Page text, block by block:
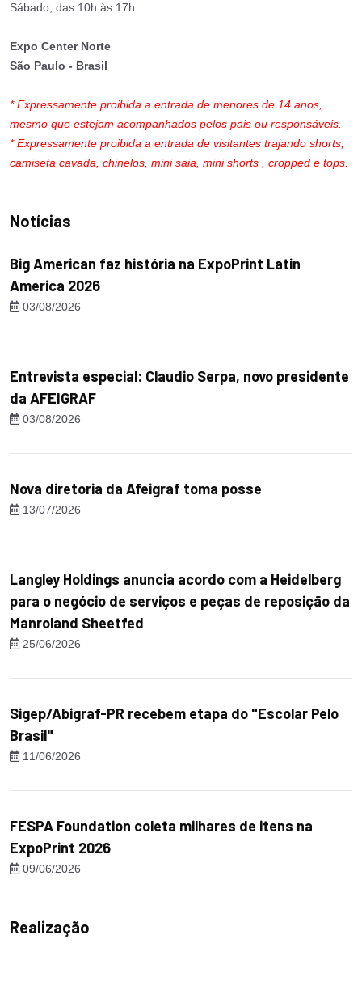
Sábado, das 10h às 17h
Expo Center Norte
São Paulo - Brasil
* Expressamente proibida a entrada de menores de 14 anos,
mesmo que estejam acompanhados pelos pais ou responsáveis.
* Expressamente proibida a entrada de visitantes trajando shorts,
camiseta cavada, chinelos, mini saia, mini shorts , cropped e tops.
Notícias
Big American faz história na ExpoPrint Latin
America 2026
03/08/2026
Entrevista especial: Claudio Serpa, novo presidente
da AFEIGRAF
03/08/2026
Nova diretoria da Afeigraf toma posse
13/07/2026
Langley Holdings anuncia acordo com a Heidelberg
para o negócio de serviços e peças de reposição da
Manroland Sheetfed
25/06/2026
Sigep/Abigraf-PR recebem etapa do "Escolar Pelo
Brasil"
11/06/2026
FESPA Foundation coleta milhares de itens na
ExpoPrint 2026
09/06/2026
Realização